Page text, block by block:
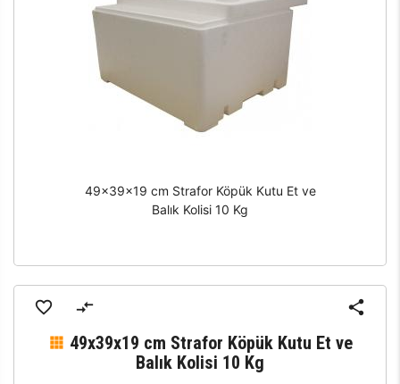
49x39x19 cm Strafor Köpük Kutu Et ve
Balık Kolisi 10 Kg
49x39x19 cm Strafor Köpük Kutu Et ve
Balık Kolisi 10 Kg